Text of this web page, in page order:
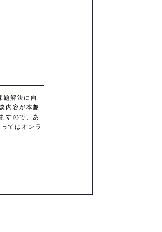
解決に向
内容が本趣
すので、あ
てはオンラ